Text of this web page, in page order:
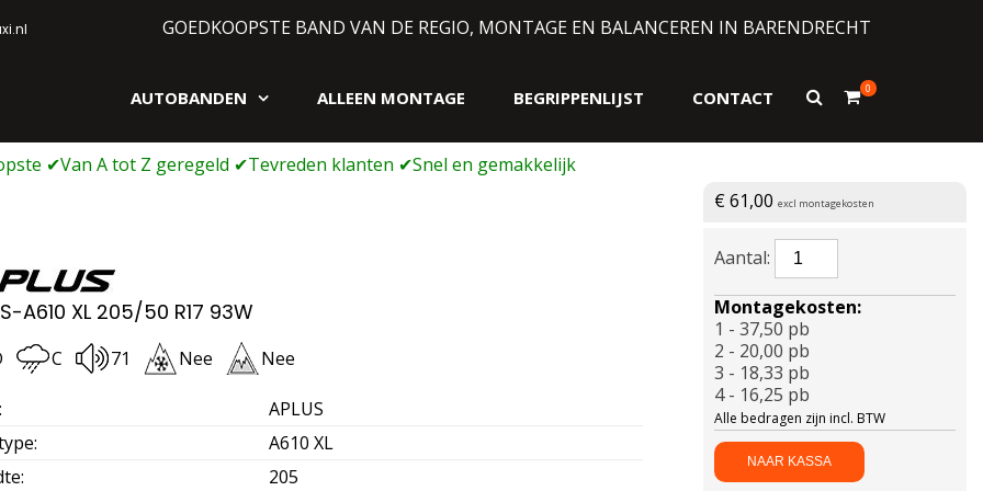
GOEDKOOPSTE BAND VAN DE REGIO, MONTAGE EN BALANCEREN IN BARENDRECHT
AUTOBANDEN ALLEEN MONTAGE BEGRIPPENLIJST CONTACT
Toon
0
A610 XL 205/50 R17 93W
€ 61,00 excl montagekosten
C 71 Nee Nee
:
APLUS
:
A610 XL
:
205
APLUS-
A610
XL
205/50
R17
93W
aantal
NAAR KASSA
Montagekosten:
1 - 37,50 pb
2 - 20,00 pb
3 - 18,33 pb
4 - 16,25 pb
Alle bedragen zijn incl. BTW